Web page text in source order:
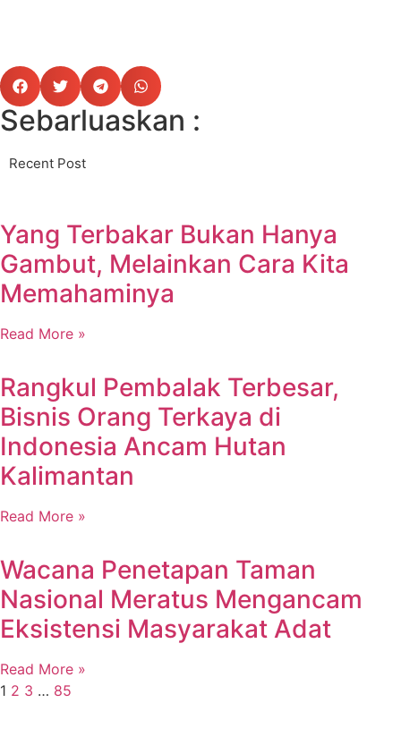
Sebarluaskan :
Recent Post
Yang Terbakar Bukan Hanya
Gambut, Melainkan Cara Kita
Memahaminya
Read More »
Rangkul Pembalak Terbesar,
Bisnis Orang Terkaya di
Indonesia Ancam Hutan
Kalimantan
Read More »
Wacana Penetapan Taman
Nasional Meratus Mengancam
Eksistensi Masyarakat Adat
Read More »
1 2 3 … 85